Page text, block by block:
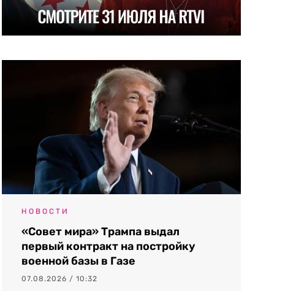
НОВОСТИ
«Совет мира» Трампа выдал
первый контракт на постройку
военной базы в Газе
07.08.2026 / 10:32